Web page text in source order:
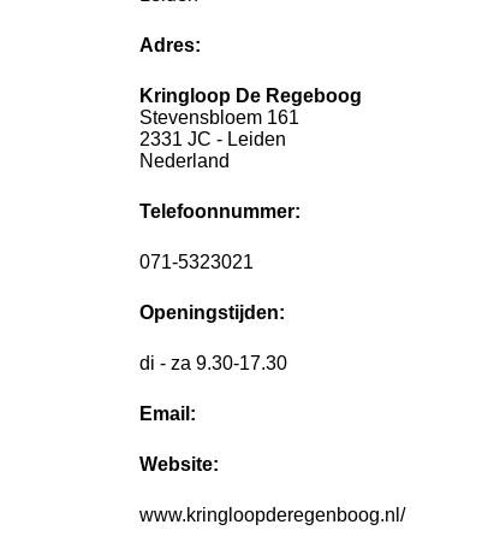
Adres:
Kringloop De Regeboog
Stevensbloem 161
2331 JC - Leiden
Nederland
Telefoonnummer:
071-5323021
Openingstijden:
di - za 9.30-17.30
Email:
Website:
www.kringloopderegenboog.nl/